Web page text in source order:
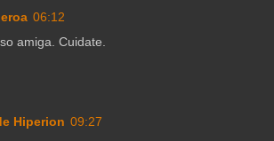
06:12
amiga. Cuidate.
Hiperion 09:27